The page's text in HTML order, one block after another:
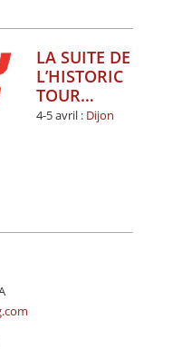
LA SUITE DE
L’HISTORIC
TOUR…
4-5 avril : Dijon